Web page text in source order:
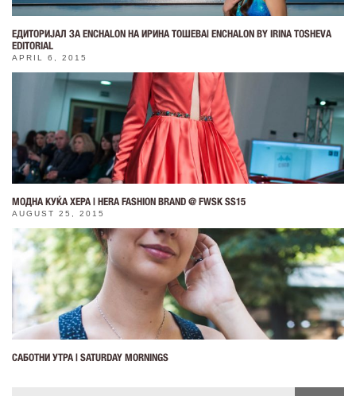
ЕДИТОРИЈАЛ ЗА ENCHALON НА ИРИНА ТОШЕВА| ENCHALON BY IRINA TOSHEVA
EDITORIAL
APRIL 6, 2015
МОДНА КУЌА ХЕРА | HERA FASHION BRAND @ FWSK SS15
AUGUST 25, 2015
САБОТНИ УТРА | SATURDAY MORNINGS